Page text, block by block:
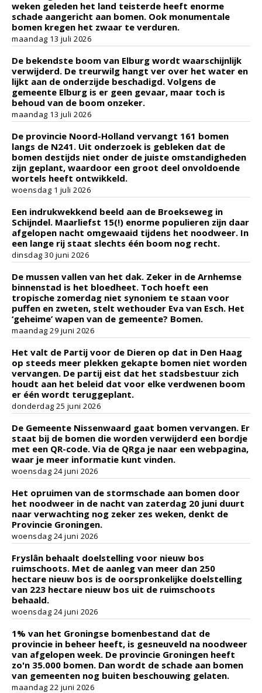
weken geleden het land teisterde heeft enorme
schade aangericht aan bomen. Ook monumentale
bomen kregen het zwaar te verduren.
maandag 13 juli 2026
De bekendste boom van Elburg wordt waarschijnlijk
verwijderd. De treurwilg hangt ver over het water en
lijkt aan de onderzijde beschadigd. Volgens de
gemeente Elburg is er geen gevaar, maar toch is
behoud van de boom onzeker.
maandag 13 juli 2026
De provincie Noord-Holland vervangt 161 bomen
langs de N241. Uit onderzoek is gebleken dat de
bomen destijds niet onder de juiste omstandigheden
zijn geplant, waardoor een groot deel onvoldoende
wortels heeft ontwikkeld.
woensdag 1 juli 2026
Een indrukwekkend beeld aan de Broekseweg in
Schijndel. Maarliefst 15(!) enorme populieren zijn daar
afgelopen nacht omgewaaid tijdens het noodweer. In
een lange rij staat slechts één boom nog recht.
dinsdag 30 juni 2026
De mussen vallen van het dak. Zeker in de Arnhemse
binnenstad is het bloedheet. Toch hoeft een
tropische zomerdag niet synoniem te staan voor
puffen en zweten, stelt wethouder Eva van Esch. Het
‘geheime’ wapen van de gemeente? Bomen.
maandag 29 juni 2026
Het valt de Partij voor de Dieren op dat in Den Haag
op steeds meer plekken gekapte bomen niet worden
vervangen. De partij eist dat het stadsbestuur zich
houdt aan het beleid dat voor elke verdwenen boom
er één wordt teruggeplant.
donderdag 25 juni 2026
De Gemeente Nissenwaard gaat bomen vervangen. Er
staat bij de bomen die worden verwijderd een bordje
met een QR-code. Via de QRga je naar een webpagina,
waar je meer informatie kunt vinden.
woensdag 24 juni 2026
Het opruimen van de stormschade aan bomen door
het noodweer in de nacht van zaterdag 20 juni duurt
naar verwachting nog zeker zes weken, denkt de
Provincie Groningen.
woensdag 24 juni 2026
Fryslân behaalt doelstelling voor nieuw bos
ruimschoots. Met de aanleg van meer dan 250
hectare nieuw bos is de oorspronkelijke doelstelling
van 223 hectare nieuw bos uit de ruimschoots
behaald.
woensdag 24 juni 2026
1% van het Groningse bomenbestand dat de
provincie in beheer heeft, is gesneuveld na noodweer
van afgelopen week. De provincie Groningen heeft
zo'n 35.000 bomen. Dan wordt de schade aan bomen
van gemeenten nog buiten beschouwing gelaten.
maandag 22 juni 2026